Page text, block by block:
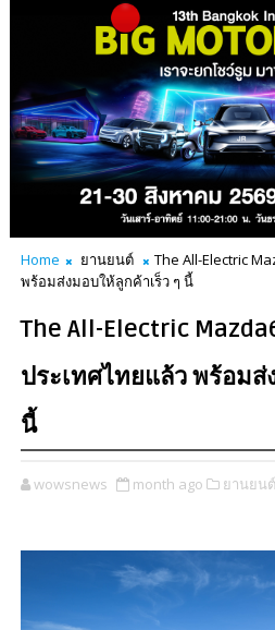
Home ยานยนต์
The All-Electric
พร้อมส่งมอบให้ลูกค้าเร็ว ๆ นี้
The All-Electric
ประเทศไทยแล้ว พร้อมส่
นี้
wowsnews month ago ยานยน